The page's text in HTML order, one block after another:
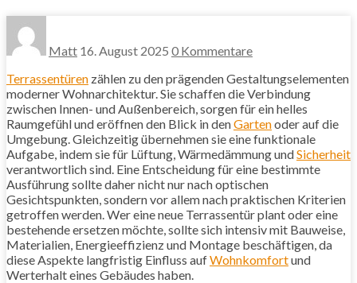
Matt 16. August 2025 0 Kommentare
Terrassentüren zählen zu den prägenden Gestaltungselementen
moderner Wohnarchitektur. Sie schaffen die Verbindung
zwischen Innen- und Außenbereich, sorgen für ein helles
Raumgefühl und eröffnen den Blick in denGartenoder auf die
Umgebung. Gleichzeitig übernehmen sie eine funktionale
Aufgabe, indem sie für Lüftung, Wärmedämmung undSicherheit
verantwortlich sind. Eine Entscheidung für eine bestimmte
Ausführung sollte daher nicht nur nach optischen
Gesichtspunkten, sondern vor allem nach praktischen Kriterien
getroffen werden. Wer eine neue Terrassentür plant oder eine
bestehende ersetzen möchte, sollte sich intensiv mit Bauweise,
Materialien, Energieeffizienz und Montage beschäftigen, da
diese Aspekte langfristig Einfluss aufWohnkomfortund
Werterhalt eines Gebäudes haben.